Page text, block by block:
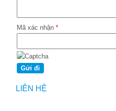
Mã xác nhận *
LIÊN HỆ